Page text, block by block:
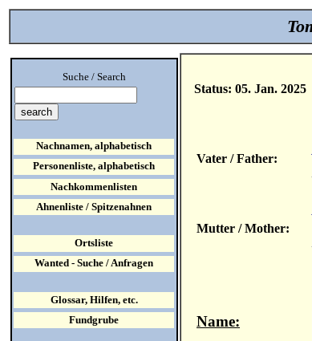
Status: 05. Jan. 2025
Vater / Father:
Mutter / Mother:
Name:
Suche / Search
Nachnamen, alphabetisch
Personenliste, alphabetisch
Nachkommenlisten
Ahnenliste / Spitzenahnen
Ortsliste
Wanted - Suche / Anfragen
Glossar, Hilfen, etc.
Fundgrube